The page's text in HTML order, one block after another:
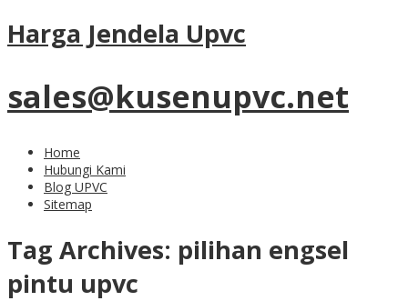
Harga Jendela Upvc
sales@kusenupvc.net
Home
Hubungi Kami
Blog UPVC
Sitemap
Tag Archives: pilihan engsel
pintu upvc